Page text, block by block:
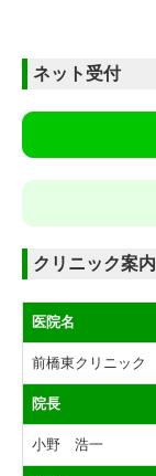
ネット受付
クリニック案内
医院名
前橋東クリニック
院長
小野 浩一